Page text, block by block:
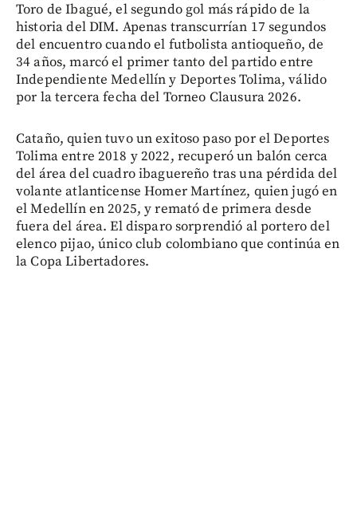
Toro de Ibagué, el segundo gol más rápido de la
historia del DIM. Apenas transcurrían 17 segundos
del encuentro cuando el futbolista antioqueño, de
34 años, marcó el primer tanto del partido entre
Independiente Medellín y Deportes Tolima, válido
por la tercera fecha del Torneo Clausura 2026.
Cataño, quien tuvo un exitoso paso por el Deportes
Tolima entre 2018 y 2022, recuperó un balón cerca
del área del cuadro ibaguereño tras una pérdida del
volante atlanticense Homer Martínez, quien jugó en
el Medellín en 2025, y remató de primera desde
fuera del área. El disparo sorprendió al portero del
elenco pijao, único club colombiano que continúa en
la Copa Libertadores.